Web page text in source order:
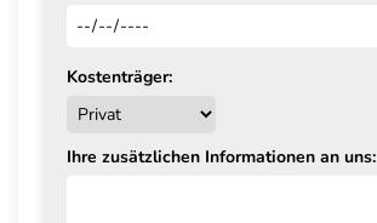
Kostenträger:
Ihre zusätzlichen Informationen an uns: